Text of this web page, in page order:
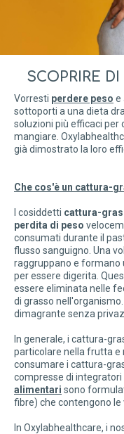
SCOPRIRE
Vorresti perdere peso e
sottoporti a una dieta
soluzioni più efficaci per
mangiare.
già dimostrato la loro
Che cos'è un cattura-
I cosiddetti cattura-
perdita di peso
consumati durante il
flusso sanguigno. Una
raggruppano e formano
per essere digerita.
essere eliminata nelle
di grasso
dimagrante senza
In generale, i cattura-
particolare nella frutta e
consumare i cattura-
compresse di
alimentari sono
fibre) che contengono le
In Oxylabhealthcare, i